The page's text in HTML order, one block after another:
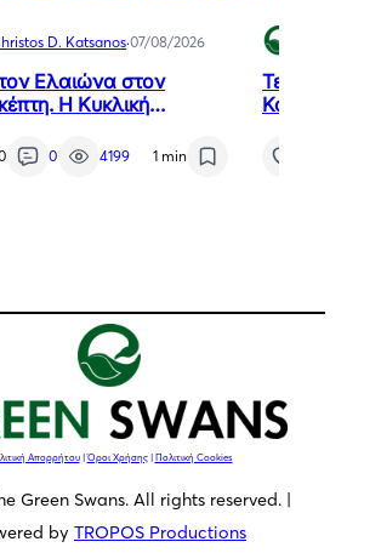
D. Katsanos·07/08/2026
Ελαιώνα στον
Η Κυκλική
της Μεσσηνίας
0 4199 1 min
Τελετή
Καθηκόντων
της Χιλής
Απορρήτου|Όροι Χρήσης| Πολιτική Cookies
Green Swans. All rights reserved. |
by TROPOS Productions